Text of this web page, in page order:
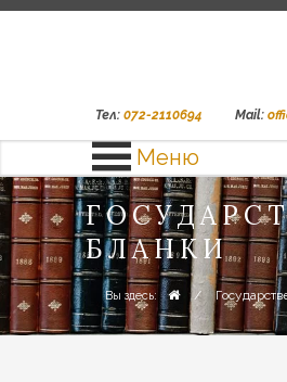
Тел: 072-2110694 Mail:
Меню
БЛАНКИ
Вы здесь: /